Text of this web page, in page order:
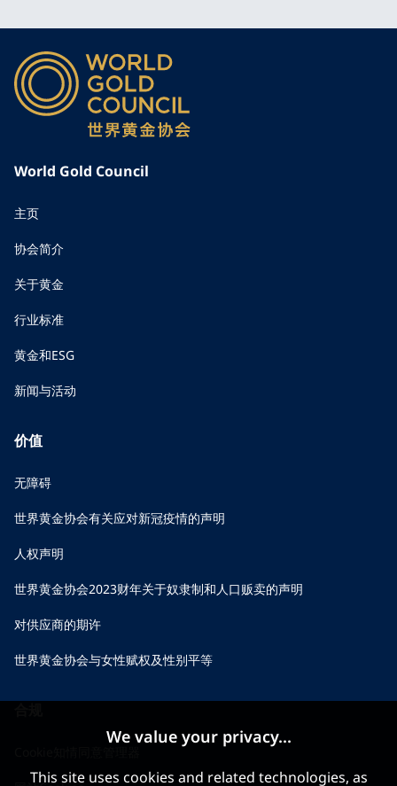
World Gold Council
主页
协会简介
关于黄金
行业标准
黄金和ESG
新闻与活动
价值
无障碍
世界黄金协会有关应对新冠疫情的声明
人权声明
世界黄金协会2023财年关于奴隶制和人口贩卖的声明
对供应商的期许
世界黄金协会与女性赋权及性别平等
We value your privacy...
This site uses cookies and related technologies, as